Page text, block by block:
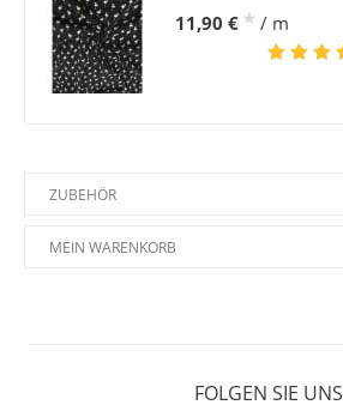
11,90 € * / m
ZUBEHÖR
MEIN WARENKORB
FOLGEN SIE UNS